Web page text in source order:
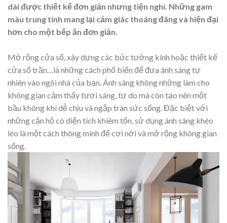
dài được thiết kế đơn giản nhưng tiện nghi. Những gam
màu trung tính mang lại cảm giác thoáng đãng và hiện đại
hơn cho một bếp ăn đơn giản.
Mở rộng cửa sổ, xây dựng các bức tường kính hoặc thiết kế
cửa sổ trần…là những cách phổ biến để đưa ánh sáng tự
nhiên vào ngôi nhà của bạn. Ánh sáng không những làm cho
không gian cảm thấy tươi sáng, tự do mà còn tạo nên một
bầu không khí dễ chịu và ngập tràn sức sống. Đặc biệt với
những căn hộ có diện tích khiêm tốn, sử dụng ánh sáng khéo
léo là một cách thông minh để cơi nới và mở rộng không gian
sống.